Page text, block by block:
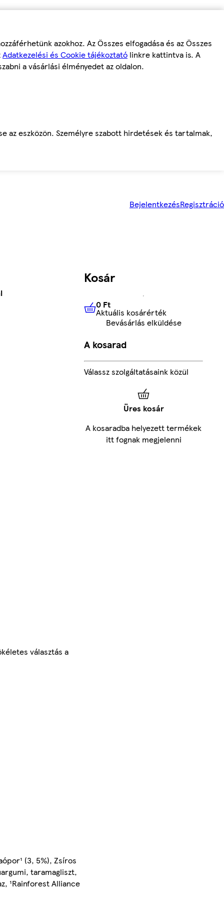
azokhoz. Az Összes elfogadása és az Összes
Adatkezelési és Cookie tájékoztató linkre kattintva is. A
a vásárlási élményedet az oldalon.
az eszközön. Személyre szabott hirdetések és tartalmak,
BejelentkezésRegisztráció
választás a
(3, 5%), Zsíros
taramagliszt,
¹Rainforest Alliance
Kosár
0 FtAktuális kosárérték
0 Ft
Aktuális kosárérték
Bevásárlás elküldése
A kosarad
Válassz szolgáltatásaink közül
Üres kosár
A kosaradba helyezett termékek
itt fognak megjelenni